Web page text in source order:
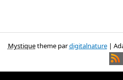
Mystiquetheme pardigitalnature|